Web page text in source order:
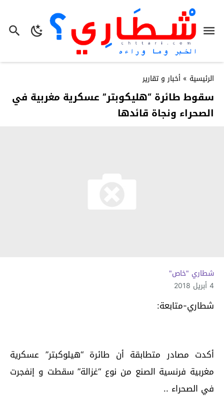
الرئيسية » أخبار و تقارير
سقوط طائرة “هليكوبتر” عسكرية مغربية في
الصحراء ونجاة قائدها
شطاري "خاص"
4 أبريل 2018
شطاري-متابعة:
أكدت مصادر متطابقة أن طائرة “هيلوكبتر” عسكرية
مغربية فرنسية الصنع من نوع “غزالة” سقطت و إنفجرت
في الصحراء ..